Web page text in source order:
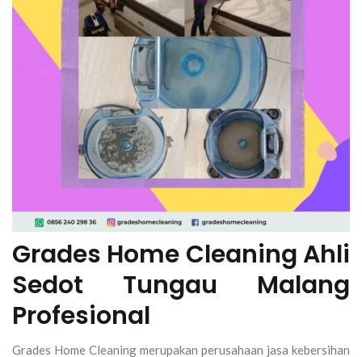
Grades Home Cleaning Ahli
Sedot Tungau Malang
Profesional
Grades Home Cleaning merupakan perusahaan jasa kebersihan